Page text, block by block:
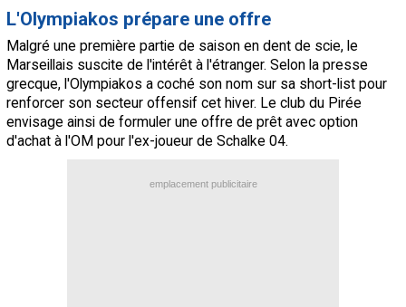
L'Olympiakos prépare une offre
Malgré une première partie de saison en dent de scie, le
Marseillais suscite de l'intérêt à l'étranger. Selon la presse
grecque, l'Olympiakos a coché son nom sur sa short-list pour
renforcer son secteur offensif cet hiver. Le club du Pirée
envisage ainsi de formuler une offre de prêt avec option
d'achat à l'OM pour l'ex-joueur de Schalke 04.
emplacement publicitaire